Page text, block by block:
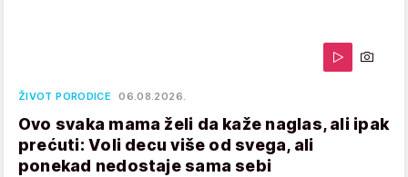
ŽIVOT PORODICE 06.08.2026.
Ovo svaka mama želi da kaže naglas, ali ipak
prećuti: Voli decu više od svega, ali
ponekad nedostaje sama sebi